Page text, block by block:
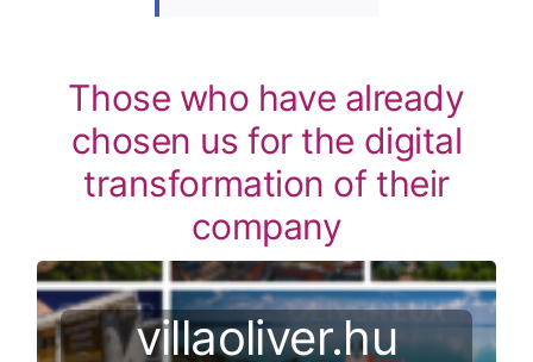
Those who have already
chosen us for the digital
transformation of their
company
villaoliver.hu
Digitális iroda